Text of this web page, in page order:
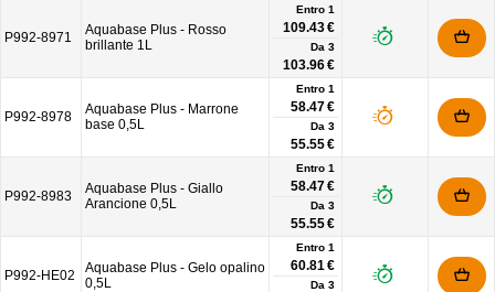
P992-8971
Aquabase Plus - Rosso
brillante 1L
Entro 1
109.43 €
Da 3
103.96 €
P992-8978
Aquabase Plus - Marrone
base 0,5L
Entro 1
58.47 €
Da 3
55.55 €
P992-8983
Aquabase Plus - Giallo
Arancione 0,5L
Entro 1
58.47 €
Da 3
55.55 €
P992-HE02
Aquabase Plus - Gelo opalino
0,5L
Entro 1
60.81 €
Da 3